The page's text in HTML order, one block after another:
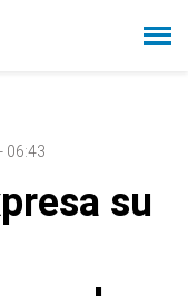
06:43
su